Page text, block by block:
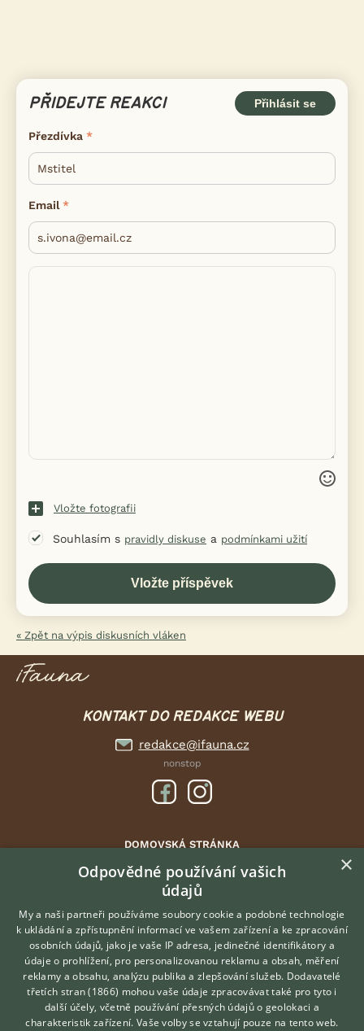
PŘIDEJTE REAKCI Přihlásit se
Přezdívka
Email
Vložte fotografii
Souhlasím s pravidly diskuse a podmínkami užití
« Zpět na výpis diskusních vláken
KONTAKT DO REDAKCE WEBU
redakce@ifauna.cz
nonstop
DOMOVSKÁ STRÁNKA
INZERCE
DISKUSE
ČLÁNKY
ATLAS
O nás
Kontakt
Možnosti zvýraznění inzerátů
Hledáte zvířecího kamaráda?
Zdarma vám poradí
VETERINÁŘ ONLINE
×
Odpovědné používání vašich
údajů
My a naši partneři používáme soubory cookie a podobné technologie
k ukládání a zpřístupnění informací ve vašem zařízení a ke zpracování
osobních údajů, jako je vaše IP adresa, jedinečné identifikátory a
údaje o prohlížení, pro personalizovanou reklamu a obsah, měření
reklamy a obsahu, analýzu publika a zlepšování služeb. Dodavatelé
třetích stran (1866) mohou vaše údaje zpracovávat také pro tyto i
další účely, včetně používání přesných údajů o geolokaci a
charakteristik zařízení. Vaše volby se vztahují pouze na tento web.